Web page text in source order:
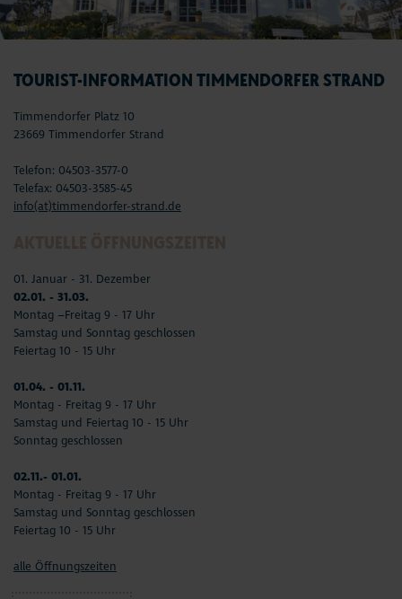
TOURIST-INFORMATION TIMMENDORFER STRAND
Timmendorfer Platz 10
23669 Timmendorfer Strand
Telefon: 04503-3577-0
Telefax: 04503-3585-45
info(at)timmendorfer-strand.de
01. Januar - 31. Dezember
02.01. - 31.03.
Montag –Freitag 9 - 17 Uhr
Samstag und Sonntag geschlossen
Feiertag 10 - 15 Uhr
01.04. - 01.11.
Montag - Freitag 9 - 17 Uhr
Samstag und Feiertag 10 - 15 Uhr
Sonntag geschlossen
02.11.- 01.01.
Montag - Freitag 9 - 17 Uhr
Samstag und Sonntag geschlossen
Feiertag 10 - 15 Uhr
alle Öffnungszeiten